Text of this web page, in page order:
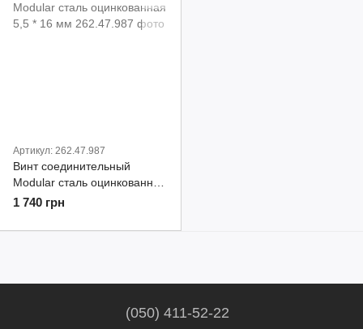
Артикул: 262.47.987
Винт соединительный
Modular сталь оцинкованная
5,5 * 16 мм
1 740 грн
(050) 411-52-22